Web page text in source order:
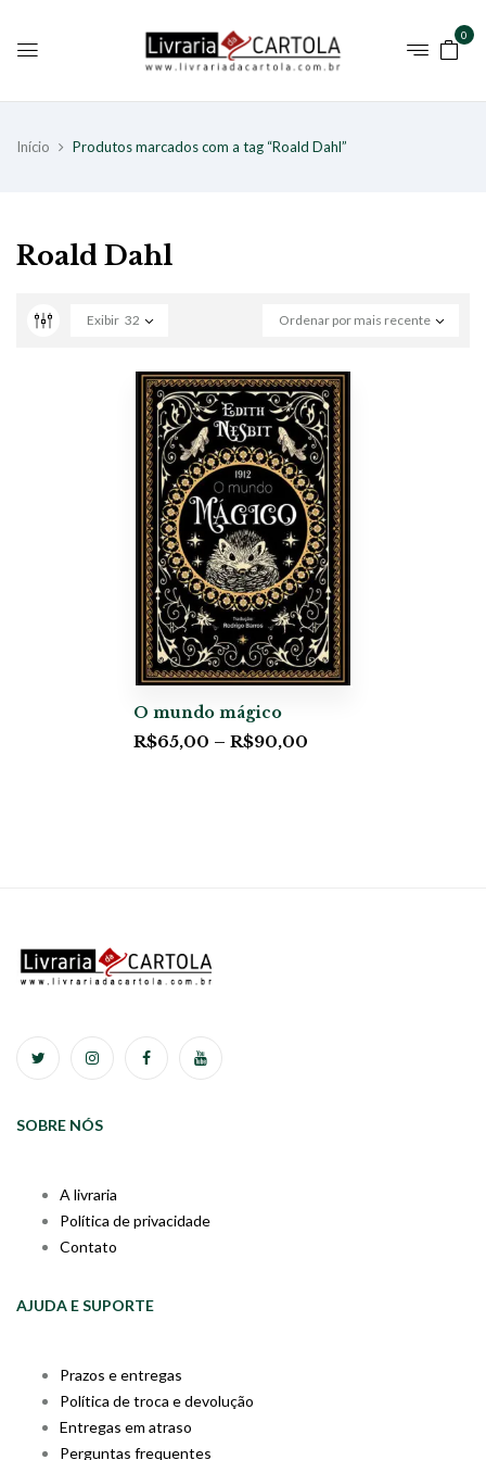
0
Início Produtos marcados com a tag “Roald Dahl”
Roald Dahl
Ordenar por mais recente
Exibir 32
O mundo mágico
R$65,00 – R$90,00
SOBRE NÓS
A livraria
Política de privacidade
Contato
AJUDA E SUPORTE
Prazos e entregas
Política de troca e devolução
Entregas em atraso
Perguntas frequentes